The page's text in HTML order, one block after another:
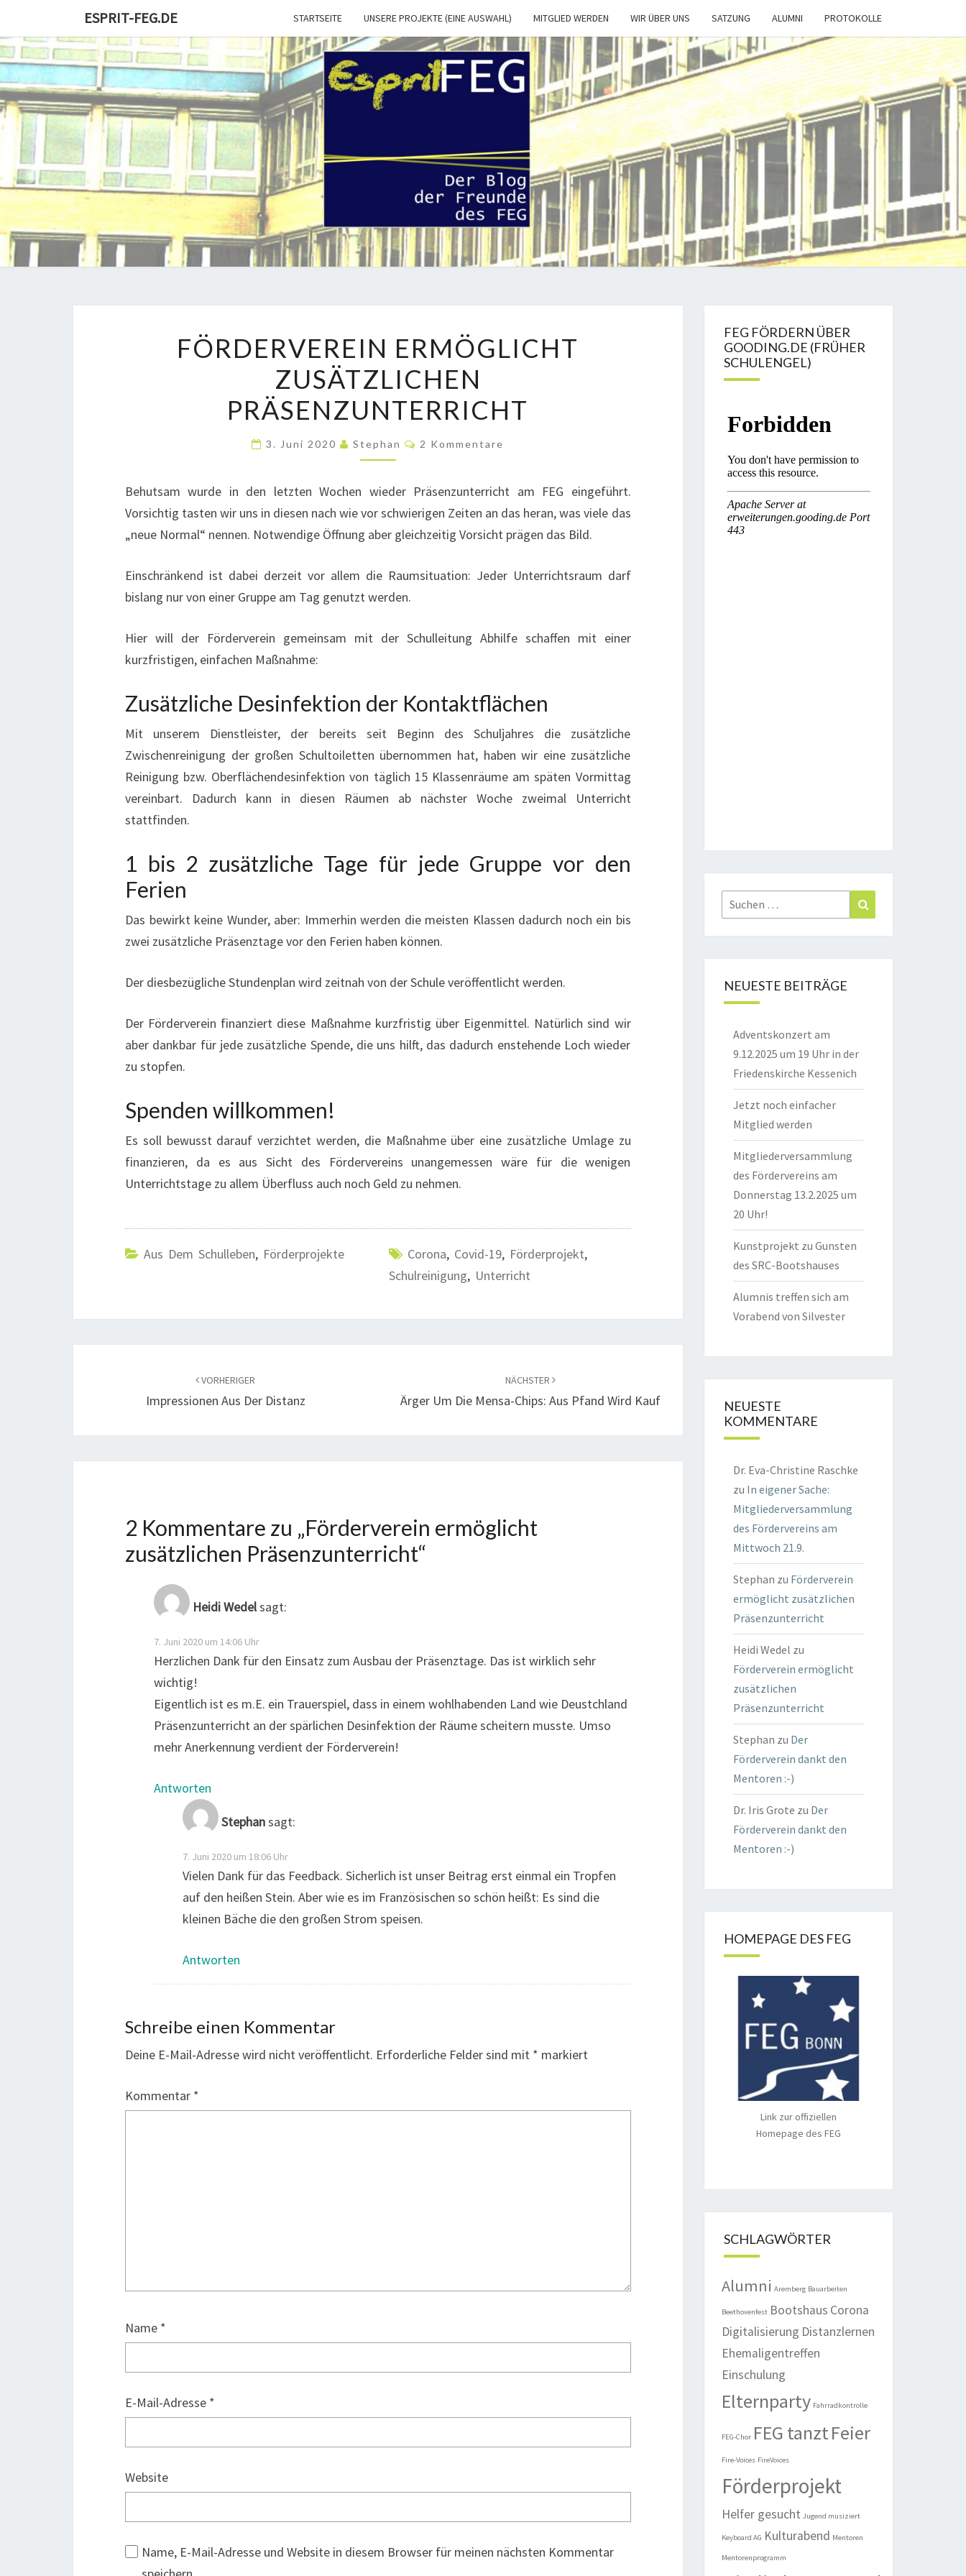
content
ESPRIT-FEG.DE STARTSEITE UNSERE PROJEKTE (EINE AUSWAHL) MITGLIED WERDEN WIR ÜBER UNS SATZUNG ALUMNI PROTOKOLLE
ESPRIT-
FEG.DE
Der Blog
Der
Freunde
Und
Förderer
ERMÖGLICHT
ZUSÄTZLICHEN
PRÄSENZUNTERRICHT
FÖRDERVEREIN ERMÖGLICHT
ZUSÄTZLICHEN
PRÄSENZUNTERRICHT
3. Juni 2020 Stephan Kommentare
2 Kommentare
Behutsam wurde in den letzten Wochen wieder Präsenzunterricht am FEG eingeführt.
Vorsichtig tasten wir uns in diesen nach wie vor schwierigen Zeiten an das heran, was viele das
„neue Normal“ nennen. Notwendige Öffnung aber gleichzeitig Vorsicht prägen das Bild.
Einschränkend ist dabei derzeit vor allem die Raumsituation: Jeder Unterrichtsraum darf
bislang nur von einer Gruppe am Tag genutzt werden.
Hier will der Förderverein gemeinsam mit der Schulleitung Abhilfe schaffen mit einer
kurzfristigen, einfachen Maßnahme:
Zusätzliche Desinfektion der Kontaktflächen
Mit unserem Dienstleister, der bereits seit Beginn des Schuljahres die zusätzliche
Zwischenreinigung der großen Schultoiletten übernommen hat, haben wir eine zusätzliche
Reinigung bzw. Oberflächendesinfektion von täglich 15 Klassenräume am späten Vormittag
vereinbart. Dadurch kann in diesen Räumen ab nächster Woche zweimal Unterricht
stattfinden.
1 bis 2 zusätzliche Tage für jede Gruppe vor den
Ferien
Das bewirkt keine Wunder, aber: Immerhin werden die meisten Klassen dadurch noch ein bis
zwei zusätzliche Präsenztage vor den Ferien haben können.
Der diesbezügliche Stundenplan wird zeitnah von der Schule veröffentlicht werden.
Der Förderverein finanziert diese Maßnahme kurzfristig über Eigenmittel. Natürlich sind wir
aber dankbar für jede zusätzliche Spende, die uns hilft, das dadurch enstehende Loch wieder
zu stopfen.
Spenden willkommen!
Es soll bewusst darauf verzichtet werden, die Maßnahme über eine zusätzliche Umlage zu
finanzieren, da es aus Sicht des Fördervereins unangemessen wäre für die wenigen
Unterrichtstage zu allem Überfluss auch noch Geld zu nehmen.
Aus Dem Schulleben, Förderprojekte Corona, Covid-19, Förderprojekt,
Schulreinigung, Unterricht
VORHERIGER
Impressionen Aus Der Distanz
NÄCHSTER
Ärger Um Die Mensa-Chips: Aus Pfand Wird Kauf
2 Kommentare zu „Förderverein ermöglicht
zusätzlichen Präsenzunterricht“
Heidi Wedelsagt:
7. Juni 2020 um 14:06 Uhr
Herzlichen Dank für den Einsatz zum Ausbau der Präsenztage. Das ist wirklich sehr
wichtig!
Eigentlich ist es m.E. ein Trauerspiel, dass in einem wohlhabenden Land wie Deustchland
Präsenzunterricht an der spärlichen Desinfektion der Räume scheitern musste. Umso
mehr Anerkennung verdient der Förderverein!
Antworten
Stephansagt:
7. Juni 2020 um 18:06 Uhr
Vielen Dank für das Feedback. Sicherlich ist unser Beitrag erst einmal ein Tropfen
auf den heißen Stein. Aber wie es im Französischen so schön heißt: Es sind die
kleinen Bäche die den großen Strom speisen.
Antworten
Schreibe einen Kommentar
Deine E-Mail-Adresse wird nicht veröffentlicht. Erforderliche Felder sind mit * markiert
Kommentar *
Name *
E-Mail-Adresse *
Website
Name, E-Mail-Adresse und Website in diesem Browser für meinen nächsten Kommentar
FEG FÖRDERN ÜBER
GOODING.DE (FRÜHER
SCHULENGEL)
Suchen
nach:
NEUESTE BEITRÄGE
Adventskonzert am
9.12.2025 um 19 Uhr in der
Friedenskirche Kessenich
Jetzt noch einfacher
Mitglied werden
Mitgliederversammlung
des Fördervereins am
Donnerstag 13.2.2025 um
20 Uhr!
Kunstprojekt zu Gunsten
des SRC-Bootshauses
Alumnis treffen sich am
Vorabend von Silvester
NEUESTE
KOMMENTARE
Dr. Eva-Christine Raschke
zu In eigener Sache:
Mitgliederversammlung
des Fördervereins am
Mittwoch 21.9.
Stephan zu Förderverein
ermöglicht zusätzlichen
Präsenzunterricht
Heidi Wedel zu
Förderverein ermöglicht
zusätzlichen
Präsenzunterricht
Stephan zu Der
Förderverein dankt den
Mentoren :-)
Dr. Iris Grote zu Der
Förderverein dankt den
Mentoren :-)
HOMEPAGE DES FEG
Link zur offiziellen
Homepage des FEG
SCHLAGWÖRTER
Alumni Aremberg Bauarbeiten
Beethovenfest Bootshaus Corona
Digitalisierung Distanzlernen
Ehemaligentreffen
Einschulung
Elternparty Fahrradkontrolle
FEG-Chor FEG tanztFeier
Fire-Voices FireVoices
Förderprojekt
Helfer gesucht Jugend musiziert
Keyboard AG Kulturabend Mentoren
Mentorenprogramm